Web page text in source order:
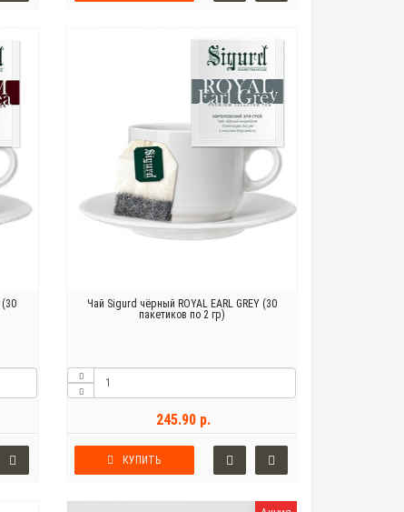
Чай Sigurd чёрный ROYAL EARL GREY (30
пакетиков по 2 гр)
245.90 р.
КУПИТЬ